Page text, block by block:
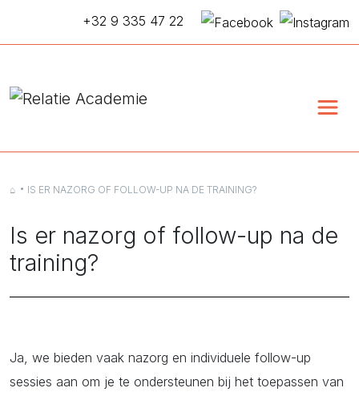
+32 9 335 47 22
⌂ IS ER NAZORG OF FOLLOW-UP NA DE TRAINING?
Is er nazorg of follow-up na de
training?
Ja, we bieden vaak nazorg en individuele follow-up
sessies aan om je te ondersteunen bij het toepassen van